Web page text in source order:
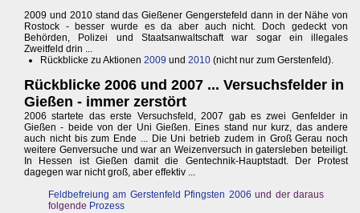
2009 und 2010 stand das Gießener Gengerstefeld dann in der Nähe von
Rostock - besser wurde es da aber auch nicht. Doch gedeckt von
Behörden, Polizei und Staatsanwaltschaft war sogar ein illegales
Zweitfeld drin ...
Rückblicke zu Aktionen 2009 und 2010 (nicht nur zum Gerstenfeld).
Rückblicke 2006 und 2007 ... Versuchsfelder in
Gießen - immer zerstört
2006 startete das erste Versuchsfeld, 2007 gab es zwei Genfelder in
Gießen - beide von der Uni Gießen. Eines stand nur kurz, das andere
auch nicht bis zum Ende ... Die Uni betrieb zudem in Groß Gerau noch
weitere Genversuche und war an Weizenversuch in gatersleben beteiligt.
In Hessen ist Gießen damit die Gentechnik-Hauptstadt. Der Protest
dagegen war nicht groß, aber effektiv ...
Feldbefreiung am Gerstenfeld Pfingsten 2006 und der daraus
folgende Prozess